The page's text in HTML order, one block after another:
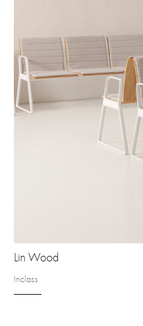
Lin Wood
Inclass